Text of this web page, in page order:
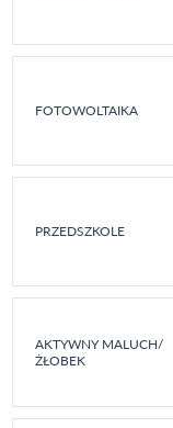
FOTOWOLTAIKA
PRZEDSZKOLE
AKTYWNY MALUCH/
ŻŁOBEK